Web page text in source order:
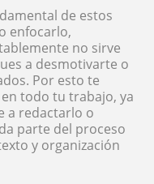
de estos
enfocarlo,
no sirve
a desmotivarte o
Por esto te
todo tu trabajo, ya
a redactarlo o
parte del proceso
y organización